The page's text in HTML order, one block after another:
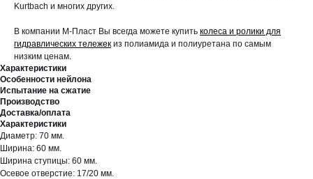
Kurtbach и многих других.
В компании М-Пласт Вы всегда можете купить колеса и ролики для
гидравлических тележек из полиамида и полиуретана по самым
низким ценам.
Характеристики
Особенности нейлона
Испытание на сжатие
Производство
Доставка/оплата
Характеристики
Диаметр: 70 мм.
Ширина: 60 мм.
Ширина ступицы: 60 мм.
Осевое отверстие: 17/20 мм.